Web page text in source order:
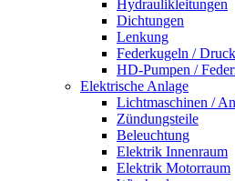
Hydraulikleitungen
Dichtungen
Lenkung
Federkugeln /
HD-Pumpen /
Elektrische Anlage
Lichtmaschinen /
Zündungsteile
Beleuchtung
Elektrik Innenraum
Elektrik Motorraum